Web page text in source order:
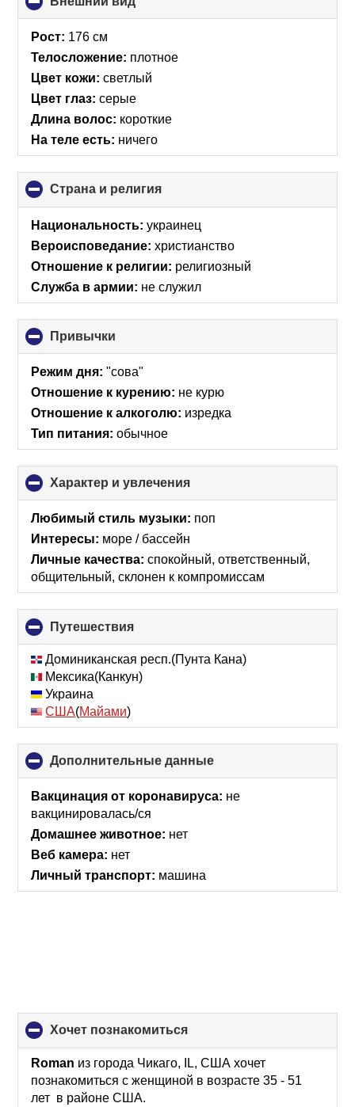
to
Рост: 176 см
Телосложение: плотное
Цвет кожи: светлый
Цвет глаз: серые
Длина волос: короткие
На теле есть: ничего
Страна и религия
to
collapse
contents
Национальность: украинец
Вероисповедание: христианство
Отношение к религии: религиозный
Служба в армии: не служил
Привычки
to
collapse
Режим дня: "сова"
Отношение к курению: не курю
Отношение к алкоголю: изредка
Тип питания: обычное
Характер и увлечения
to
collapse
Любимый стиль музыки: поп
Интересы: море / бассейн
Личные качества: спокойный, ответственный,
общительный, склонен к компромиссам
Путешествия
to
collapse
contents
Доминиканская респ.(Пунта Кана)
Мексика(Канкун)
Украина
США(Майами)
Дополнительные данные
to
collapse
Вакцинация от коронавируса: не
вакцинировалась/ся
Домашнее животное: нет
Веб камера: нет
Личный транспорт: машина
хочет познакомиться
to
collapse
contents
Roman из города Чикаго, IL, США хочет
познакомиться с женщиной в возрасте 35 - 51
лет в районе США.